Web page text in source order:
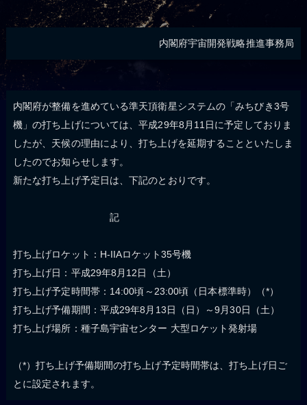
内閣府宇宙開発戦略推進事務局
内閣府が整備を進めている準天頂衛星システムの「みちびき3号
機」の打ち上げについては、平成29年8月11日に予定しておりま
したが、天候の理由により、打ち上げを延期することといたしま
したのでお知らせします。
新たな打ち上げ予定日は、下記のとおりです。
記
打ち上げロケット：H-IIAロケット35号機
打ち上げ日：平成29年8月12日（土）
打ち上げ予定時間帯：14:00頃～23:00頃（日本標準時）（*）
打ち上げ予備期間：平成29年8月13日（日）～9月30日（土）
打ち上げ場所：種子島宇宙センター 大型ロケット発射場
（*）打ち上げ予備期間の打ち上げ予定時間帯は、打ち上げ日ご
とに設定されます。